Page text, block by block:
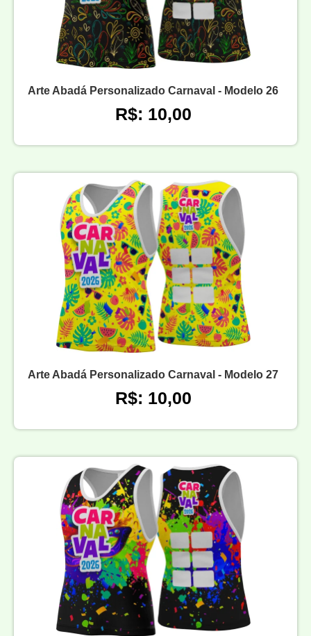
Arte Abadá Personalizado Carnaval - Modelo 26
R$: 10,00
Arte Abadá Personalizado Carnaval - Modelo 27
R$: 10,00